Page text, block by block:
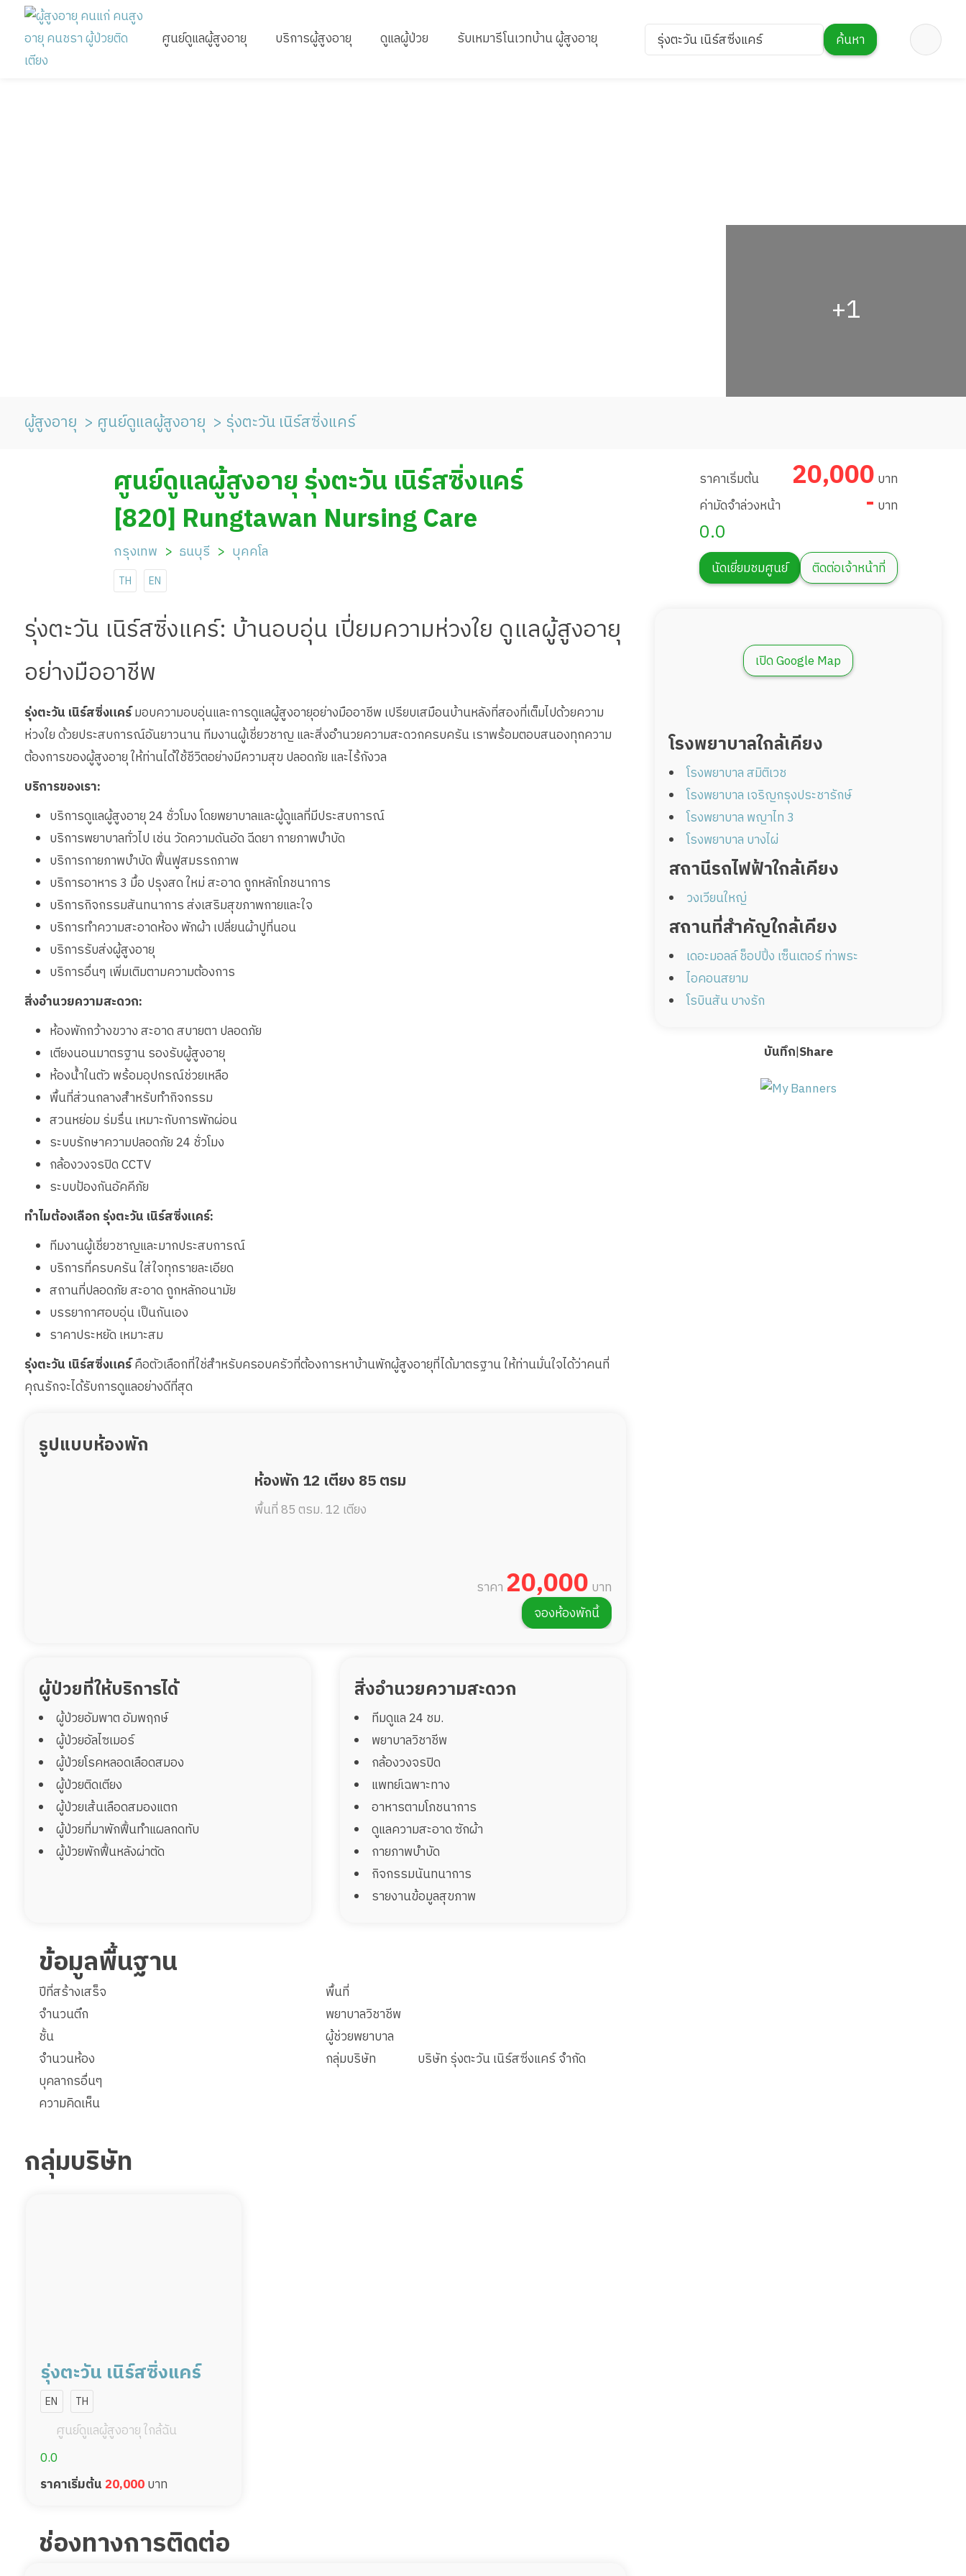
ศูนย์ดูแลผู้สูงอายุ บริการผู้สูงอายุ ดูแลผู้ป่วย รับเหมารีโนเวทบ้าน ผู้สูงอายุ รุ่งตะวัน เนิร์สซิ่งแคร์ ค้นหา
ผู้สูงอายุ ศูนย์ดูแลผู้สูงอายุ รุ่งตะวัน เนิร์สซิ่งแคร์
ศูนย์ดูแลผู้สูงอายุ รุ่งตะวัน เนิร์สซิ่งแคร์
[820] Rungtawan Nursing Care
กรุงเทพ ธนบุรี บุคคโล
TH EN
ราคาเริ่มต้น 20,000 บาท
ค่ามัดจำล่วงหน้า
- บาท
0.0
นัดเยี่ยมชมศูนย์ ติดต่อเจ้าหน้าที่
รุ่งตะวัน เนิร์สซิ่งแคร์: บ้านอบอุ่น เปี่ยมความห่วงใย ดูแลผู้สูงอายุ
อย่างมืออาชีพ
รุ่งตะวัน เนิร์สซิ่งแคร์มอบความอบอุ่นและการดูแลผู้สูงอายุอย่างมืออาชีพ เปรียบเสมือนบ้านหลังที่สองที่เต็มไปด้วยความ
ห่วงใย ด้วยประสบการณ์อันยาวนาน ทีมงานผู้เชี่ยวชาญ และสิ่งอำนวยความสะดวกครบครัน เราพร้อมตอบสนองทุกความ
ต้องการของผู้สูงอายุ ให้ท่านได้ใช้ชีวิตอย่างมีความสุข ปลอดภัย และไร้กังวล
บริการของเรา:
บริการดูแลผู้สูงอายุ 24 ชั่วโมง โดยพยาบาลและผู้ดูแลที่มีประสบการณ์
บริการพยาบาลทั่วไป เช่น วัดความดันอัด ฉีดยา กายภาพบำบัด
บริการกายภาพบำบัด ฟื้นฟูสมรรถภาพ
บริการอาหาร 3 มื้อ ปรุงสด ใหม่ สะอาด ถูกหลักโภชนาการ
บริการกิจกรรมสันทนาการ ส่งเสริมสุขภาพกายและใจ
บริการทำความสะอาดห้อง พักผ้า เปลี่ยนผ้าปูที่นอน
บริการรับส่งผู้สูงอายุ
บริการอื่นๆ เพิ่มเติมตามความต้องการ
สิ่งอำนวยความสะดวก:
ห้องพักกว้างขวาง สะอาด สบายตา ปลอดภัย
เตียงนอนมาตรฐาน รองรับผู้สูงอายุ
ห้องน้ำในตัว พร้อมอุปกรณ์ช่วยเหลือ
พื้นที่ส่วนกลางสำหรับทำกิจกรรม
สวนหย่อม ร่มรื่น เหมาะกับการพักผ่อน
ระบบรักษาความปลอดภัย 24 ชั่วโมง
กล้องวงจรปิด CCTV
ระบบป้องกันอัคคีภัย
ทำไมต้องเลือก รุ่งตะวัน เนิร์สซิ่งแคร์:
ทีมงานผู้เชี่ยวชาญและมากประสบการณ์
บริการที่ครบครัน ใส่ใจทุกรายละเอียด
สถานที่ปลอดภัย สะอาด ถูกหลักอนามัย
บรรยากาศอบอุ่น เป็นกันเอง
ราคาประหยัด เหมาะสม
รุ่งตะวัน เนิร์สซิ่งแคร์คือตัวเลือกที่ใช่สำหรับครอบครัวที่ต้องการหาบ้านพักผู้สูงอายุที่ได้มาตรฐาน ให้ท่านมั่นใจได้ว่าคนที่
คุณรักจะได้รับการดูแลอย่างดีที่สุด
รูปแบบห้องพัก
ห้องพัก 12 เตียง 85 ตรม
พื้นที่ 85 ตรม. 12 เตียง
ราคา 20,000 บาท
จองห้องพักนี้
ผู้ป่วยที่ให้บริการได้
ผู้ป่วยอัมพาต อัมพฤกษ์
ผู้ป่วยอัลไซเมอร์
ผู้ป่วยโรคหลอดเลือดสมอง
ผู้ป่วยติดเตียง
ผู้ป่วยเส้นเลือดสมองแตก
ผู้ป่วยที่มาพักฟื้นทำแผลกดทับ
ผู้ป่วยพักฟื้นหลังผ่าตัด
สิ่งอำนวยความสะดวก
ทีมดูแล 24 ชม.
พยาบาลวิชาชีพ
กล้องวงจรปิด
แพทย์เฉพาะทาง
อาหารตามโภชนาการ
ดูแลความสะอาด ซักผ้า
กายภาพบำบัด
กิจกรรมนันทนาการ
รายงานข้อมูลสุขภาพ
ข้อมูลพื้นฐาน
ปีที่สร้างเสร็จ
พื้นที่
จำนวนตึก
พยาบาลวิชาชีพ
ชั้น
ผู้ช่วยพยาบาล
จำนวนห้อง
กลุ่มบริษัท
บริษัท รุ่งตะวัน เนิร์สซิ่งแคร์ จำกัด
บุคลากรอื่นๆ
ความคิดเห็น
กลุ่มบริษัท
รุ่งตะวัน เนิร์สซิ่งแคร์
EN TH
ศูนย์ดูแลผู้สูงอายุ ใกล้ฉัน
0.0
ราคาเริ่มต้น 20,000บาท
ช่องทางการติดต่อ
เปิด Google Map
โรงพยาบาลใกล้เคียง
โรงพยาบาล สมิติเวช
โรงพยาบาล เจริญกรุงประชารักษ์
โรงพยาบาล พญาไท 3
โรงพยาบาล บางไผ่
สถานีรถไฟฟ้าใกล้เคียง
วงเวียนใหญ่
สถานที่สำคัญใกล้เคียง
เดอะมอลล์ ช็อปปิ้ง เซ็นเตอร์ ท่าพระ
ไอคอนสยาม
โรบินสัน บางรัก
บันทึก|Share